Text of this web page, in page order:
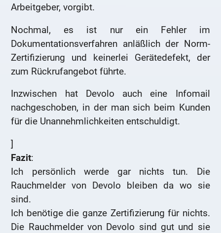
Arbeitgeber, vorgibt.
Nochmal, es ist nur ein Fehler im
Dokumentationsverfahren anläßlich der Norm-
Zertifizierung und keinerlei Gerätedefekt, der
zum Rückrufangebot führte.
Inzwischen hat Devolo auch eine Infomail
nachgeschoben, in der man sich beim Kunden
für die Unannehmlichkeiten entschuldigt.
]
Fazit:
Ich persönlich werde gar nichts tun. Die
Rauchmelder von Devolo bleiben da wo sie
sind.
Ich benötige die ganze Zertifizierung für nichts.
Die Rauchmelder von Devolo sind gut und sie